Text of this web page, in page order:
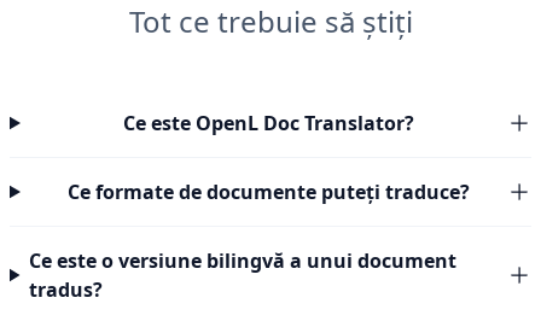
Tot ce trebuie să știți
Ce este OpenL Doc Translator?
Ce formate de documente puteți traduce?
Ce este o versiune bilingvă a unui document
tradus?